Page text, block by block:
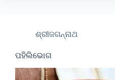
ଶ୍ରୀଜଗନ୍ନାଥ
ପହିଲିଭୋଗ